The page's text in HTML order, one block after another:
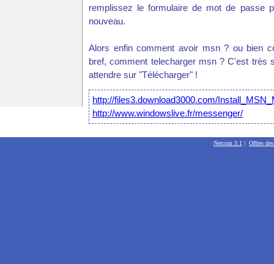
remplissez le formulaire de mot de passe
nouveau.
Alors enfin comment avoir msn ? ou bien
bref, comment telecharger msn ? C'est très
attendre sur "Télécharger" !
http://files3.download3000.com/
http://www.windowslive.fr/messenger/
Netcom 3.1 | Offres